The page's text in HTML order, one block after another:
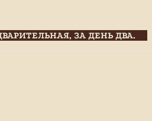
ЗА ДЕНЬ ДВА.